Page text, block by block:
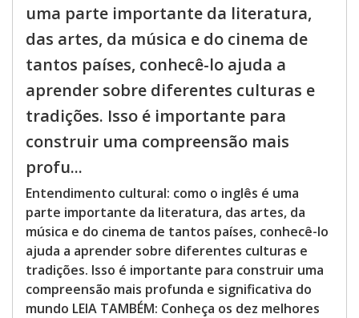
uma parte importante da literatura,
das artes, da música e do cinema de
tantos países, conhecê-lo ajuda a
aprender sobre diferentes culturas e
tradições. Isso é importante para
construir uma compreensão mais
profu...
Entendimento cultural: como o inglês é uma
parte importante da literatura, das artes, da
música e do cinema de tantos países, conhecê-lo
ajuda a aprender sobre diferentes culturas e
tradições. Isso é importante para construir uma
compreensão mais profunda e significativa do
mundo LEIA TAMBÉM: Conheça os dez melhores